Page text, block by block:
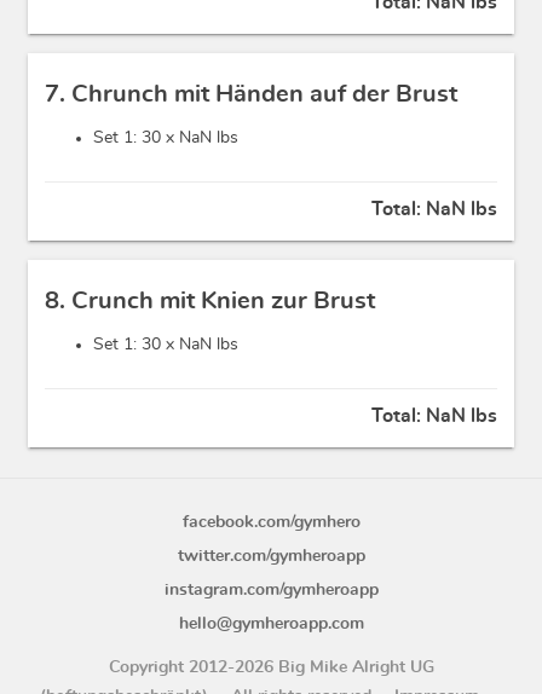
7. Chrunch mit Händen auf der Brust
Set 1: 30 x NaN lbs
Total: NaN lbs
8. Crunch mit Knien zur Brust
Set 1: 30 x NaN lbs
Total: NaN lbs
facebook.com/gymhero
twitter.com/gymheroapp
instagram.com/gymheroapp
hello@gymheroapp.com
Copyright 2012-2026 Big Mike Alright UG